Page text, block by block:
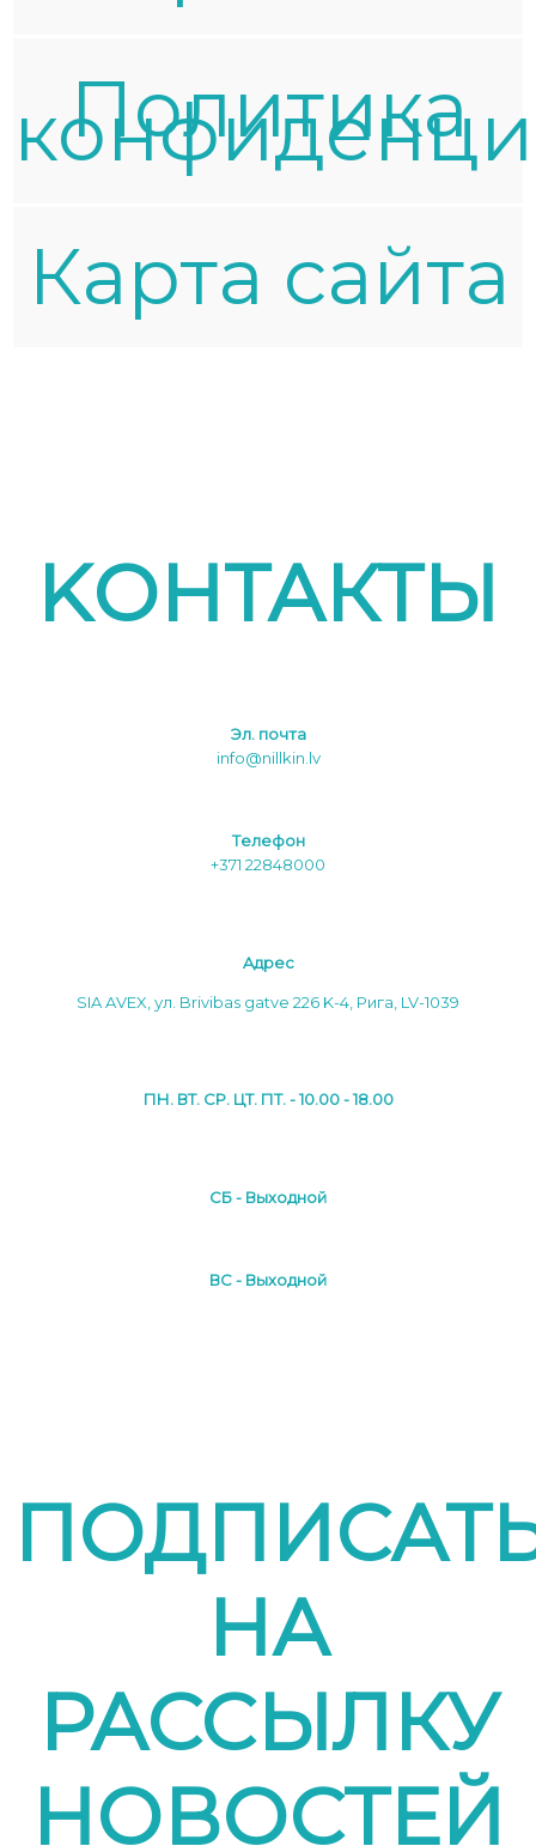
Политика
Карта сайта
KОНТАКТЫ
Эл. почта
info@nillkin.lv
Tелефон
+371 22848000
Aдреc
SIA AVEX, ул. Brivibas gatve 226 K-4, Рига, LV-1039
ПН. ВТ. СР. ЦТ. ПТ. - 10.00 - 18.00
СБ - Выходной
ВС - Выходной
НА
РАССЫЛКУ
НОВОСТЕЙ